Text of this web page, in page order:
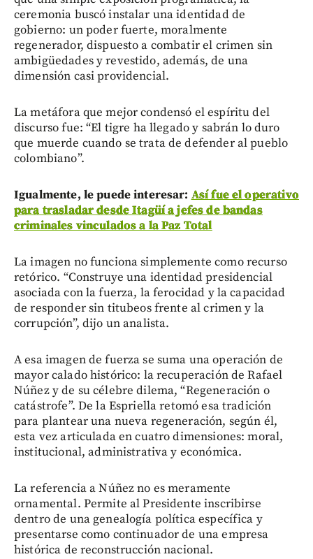
ceremonia buscó instalar una identidad de
gobierno: un poder fuerte, moralmente
regenerador, dispuesto a combatir el crimen sin
ambigüedades y revestido, además, de una
dimensión casi providencial.
La metáfora que mejor condensó el espíritu del
discurso fue: “El tigre ha llegado y sabrán lo duro
que muerde cuando se trata de defender al pueblo
colombiano”.
Igualmente, le puede interesar: Así fue el operativo
para trasladar desde Itagüí a jefes de bandas
criminales vinculados a la Paz Total
La imagen no funciona simplemente como recurso
retórico. “Construye una identidad presidencial
asociada con la fuerza, la ferocidad y la capacidad
de responder sin titubeos frente al crimen y la
corrupción”, dijo un analista.
A esa imagen de fuerza se suma una operación de
mayor calado histórico: la recuperación de Rafael
Núñez y de su célebre dilema, “Regeneración o
catástrofe”. De la Espriella retomó esa tradición
para plantear una nueva regeneración, según él,
esta vez articulada en cuatro dimensiones: moral,
institucional, administrativa y económica.
La referencia a Núñez no es meramente
ornamental. Permite al Presidente inscribirse
dentro de una genealogía política específica y
presentarse como continuador de una empresa
histórica de reconstrucción nacional.